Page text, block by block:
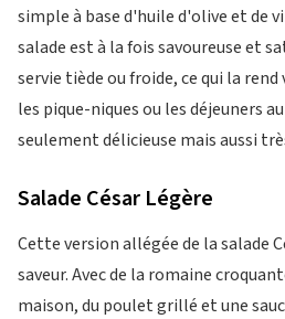
simple à base d'huile d'olive et de
salade est à la fois savoureuse et
servie tiède ou froide, ce qui la
les pique-niques ou les déjeuners
seulement délicieuse mais aussi
Salade César Légère
Cette version allégée de la salade
saveur. Avec de la romaine
maison, du poulet grillé et une